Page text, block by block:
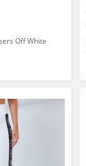
Off White